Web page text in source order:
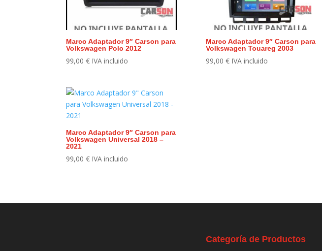
Marco Adaptador 9″ Carson para
Volkswagen Polo 2012
99,00€ IVA incluido
Marco Adaptador 9″ Carson para
Volkswagen Touareg 2003
99,00 € IVA incluido
Marco Adaptador 9″ Carson para
Volkswagen Universal 2018 –
2021
99,00€ IVA incluido
Categoría de Productos